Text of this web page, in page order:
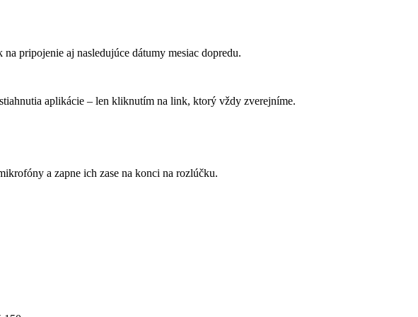
pripojenie aj nasledujúce dátumy mesiac dopredu.
aplikácie – len kliknutím na link, ktorý vždy zverejníme.
a zapne ich zase na konci na rozlúčku.